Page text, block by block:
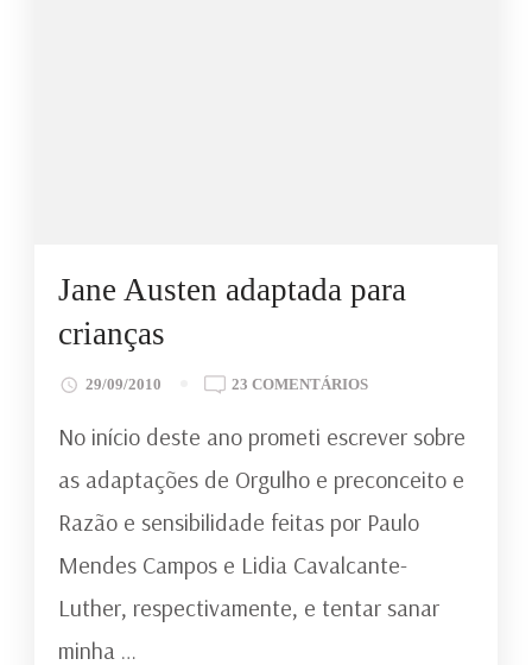
Jane Austen adaptada para
crianças
29/09/2010 23 COMENTÁRIOSEM
AUSTEN
PARA
CRIANÇAS
No início deste ano prometi escrever sobre
as adaptações de Orgulho e preconceito e
Razão e sensibilidade feitas por Paulo
Mendes Campos e Lidia Cavalcante-
Luther, respectivamente, e tentar sanar
minha …